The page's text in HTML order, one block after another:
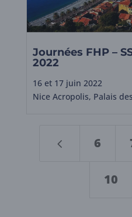
Journées FHP –
2022
16 et 17 juin 2022
Nice Acropolis, Palais
4 6
10